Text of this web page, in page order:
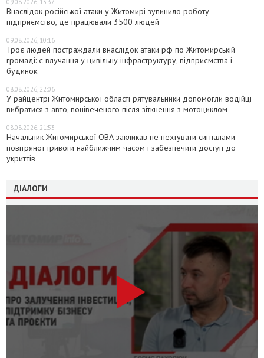
Внаслідок російської атаки у Житомирі зупинило роботу
підприємство, де працювали 3500 людей
09.08.2026, 10:16
Троє людей постраждали внаслідок атаки рф по Житомирській
громаді: є влучання у цивільну інфраструктуру, підприємства і
будинок
08.08.2026, 22:06
У райцентрі Житомирської області рятувальники допомогли водійці
вибратися з авто, понівеченого після зіткнення з мотоциклом
08.08.2026, 21:53
Начальник Житомирської ОВА закликав не нехтувати сигналами
повітряної тривоги найближчим часом і забезпечити доступ до
укриттів
ДІАЛОГИ